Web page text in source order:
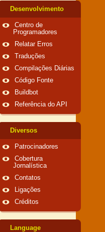
Desenvolvimento
Centro de
Programadores
Relatar Erros
Traduções
Compilações Diárias
Código Fonte
Buildbot
Referência do API
Diversos
Patrocinadores
Cobertura
Jornalística
Contatos
Ligações
Créditos
Language